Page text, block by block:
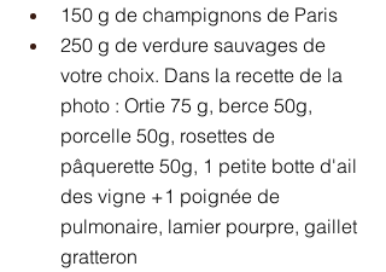
150 g de champignons de Paris
250 g de verdure sauvages de
votre choix. Dans la recette de la
photo : Ortie 75 g, berce 50g,
porcelle 50g, rosettes de
pâquerette 50g, 1 petite botte d'ail
des vigne +1 poignée de
pulmonaire, lamier pourpre, gaillet
gratteron